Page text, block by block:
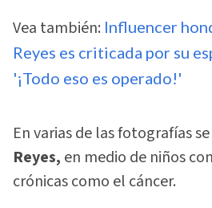
Vea también: Influencer
Reyes es criticada por su
'¡Todo eso es operado!'
En varias de las fotografías
Reyes, en medio de niños
crónicas como el cáncer.